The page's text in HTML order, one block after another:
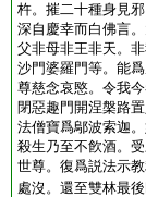
杵。摧二十種身見
深自慶幸而白佛言
父非母非王非天。
沙門婆羅門等。能
尊慈念哀愍。令我
閉惡趣門開涅槃路
法僧寶爲鄔波索迦
殺生乃至不飮酒。
世尊。復爲説法示
處沒。還至雙林最